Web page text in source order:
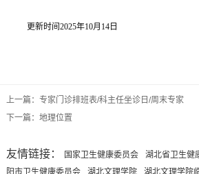
更新时间2025年10月14日
上一篇：专家门诊排班表/科主任坐诊日/周末专家
下一篇：地理位置
友情链接： 国家卫生健康委员会 湖北省卫生健
阳市卫生健康委员会
湖北文理学院 湖北文理学院